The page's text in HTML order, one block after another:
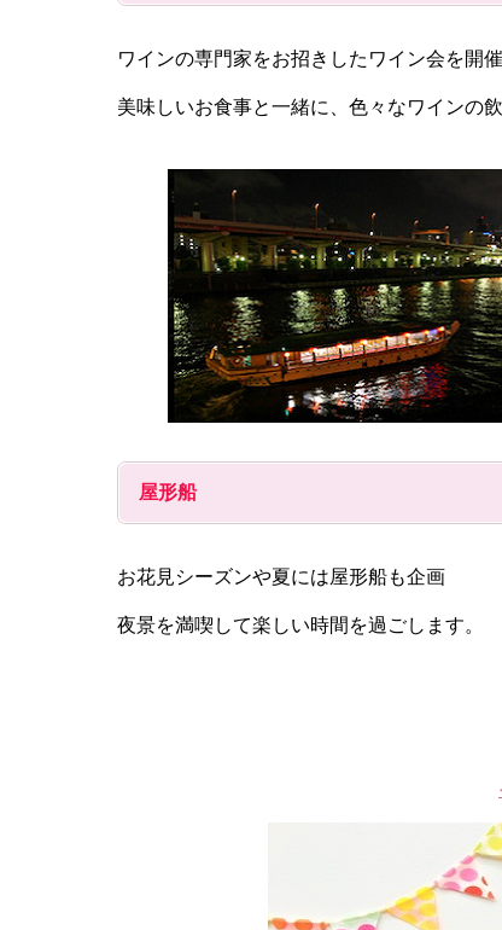
ワインの専門家をお招きしたワイン会を開催
美味しいお食事と一緒に、色々なワインの
屋形船
お花見シーズンや夏には屋形船も企画
夜景を満喫して楽しい時間を過ごします。